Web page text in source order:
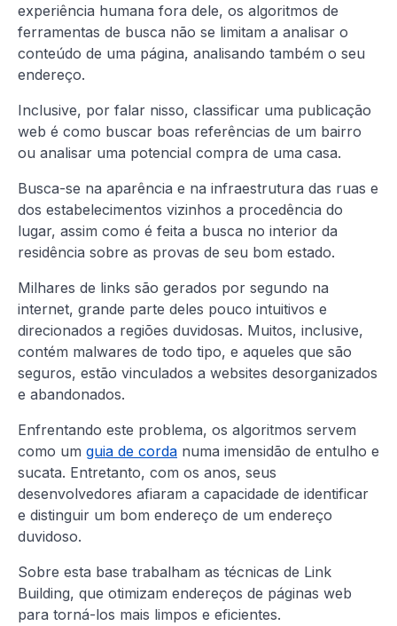
experiência humana fora dele, os algoritmos de
ferramentas de busca não se limitam a analisar o
conteúdo de uma página, analisando também o seu
endereço.
Inclusive, por falar nisso, classificar uma publicação
web é como buscar boas referências de um bairro
ou analisar uma potencial compra de uma casa.
Busca-se na aparência e na infraestrutura das ruas e
dos estabelecimentos vizinhos a procedência do
lugar, assim como é feita a busca no interior da
residência sobre as provas de seu bom estado.
Milhares de links são gerados por segundo na
internet, grande parte deles pouco intuitivos e
direcionados a regiões duvidosas. Muitos, inclusive,
contém malwares de todo tipo, e aqueles que são
seguros, estão vinculados a websites desorganizados
e abandonados.
Enfrentando este problema, os algoritmos servem
como um guia de corda numa imensidão de entulho e
sucata. Entretanto, com os anos, seus
desenvolvedores afiaram a capacidade de identificar
e distinguir um bom endereço de um endereço
duvidoso.
Sobre esta base trabalham as técnicas de Link
Building, que otimizam endereços de páginas web
para torná-los mais limpos e eficientes.